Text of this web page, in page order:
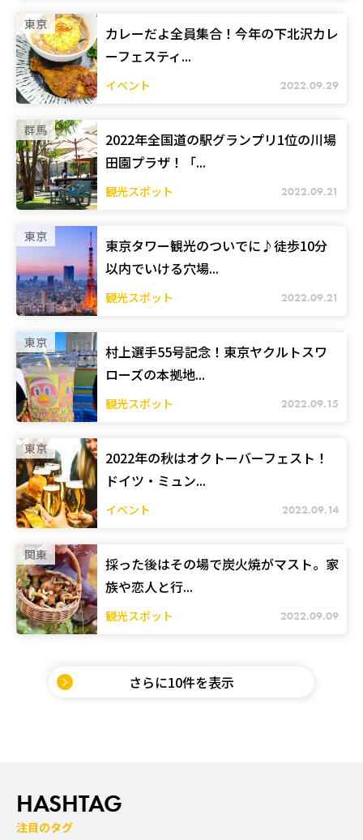
東京
カレーだよ全員集合！今年の下北沢カレ
ーフェスティ...
イベント 2022.09.29
群馬
2022年全国道の駅グランプリ1位の川場
田園プラザ！「...
観光スポット 2022.09.21
東京
東京タワー観光のついでに♪徒歩10分
以内でいける穴場...
観光スポット 2022.09.21
東京
村上選手55号記念！東京ヤクルトスワ
ローズの本拠地...
観光スポット 2022.09.15
東京
2022年の秋はオクトーバーフェスト！
ドイツ・ミュン...
イベント 2022.09.14
関東
採った後はその場で炭火焼がマスト。家
族や恋人と行...
観光スポット 2022.09.09
さらに10件を表示
HASHTAG
注目のタグ